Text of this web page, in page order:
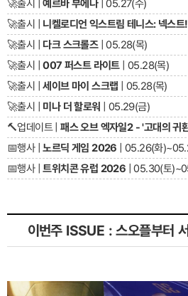
🚀출시 |예르바 부에나| 05.27(수)
🚀출시 | 니켈로디언 익스트림 테니스: 넥스트!
🚀출시 | 다크 스크롤즈| 05.28(목)
🚀출시 |007 퍼스트 라이트| 05.28(목)
🚀출시 |세이브 마이 스크랩 | 05.28(목)
🚀출시 | 미나 더 할로워
| 05.29(금)
🔨업데이트 |패스 오브 엑자일2 - '고대의 귀
📅행사 |노르딕 게임 2026 | 05.26(화
📅행사 |트위치콘 유럽 2026 | 05.30(토
이번주 ISSUE : 스오플부터